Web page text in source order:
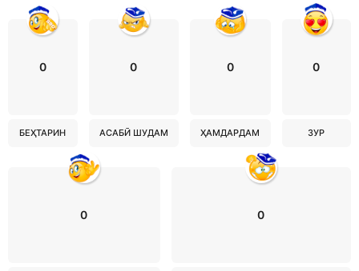
0
БЕҲТАРИН
0
АСАБӢ ШУДАМ
0
ҲАМДАРДАМ
0
ЗУР
0 0